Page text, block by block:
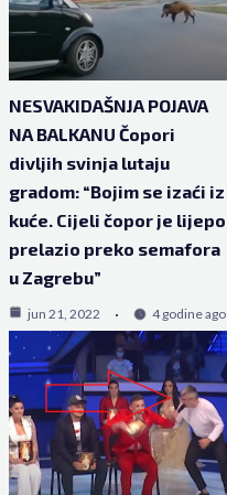
NESVAKIDAŠNJA POJAVA
NA BALKANU Čopori
divljih svinja lutaju
gradom: “Bojim se izaći iz
kuće. Cijeli čopor je lijepo
prelazio preko semafora
u Zagrebu”
jun 21, 2022 4 godine ago